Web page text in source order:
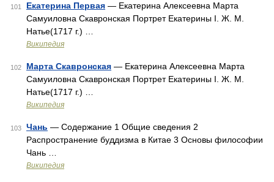
101 Екатерина Первая — Екатерина Алексеевна Марта
Самуиловна Скавронская Портрет Екатерины I. Ж. М.
Натье(1717 г.) …
Википедия
102 Марта Скавронская — Екатерина Алексеевна Марта
Самуиловна Скавронская Портрет Екатерины I. Ж. М.
Натье(1717 г.) …
Википедия
103 Чань — Содержание 1 Общие сведения 2
Распространение буддизма в Китае 3 Основы философии
Чань …
Википедия